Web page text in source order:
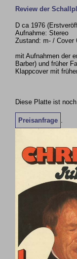
Review der
D ca 1976
Aufnahme: Stereo
Zustand: m- / Cover
mit Aufnahmen der
Barber) und früher
Klappcover mit
Diese Platte ist
Preisanfrage